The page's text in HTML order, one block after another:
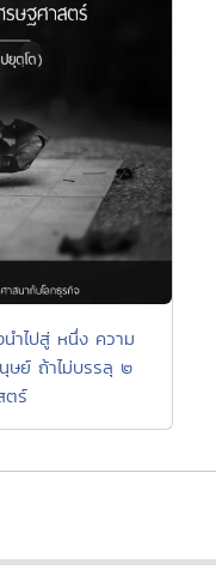
ำไปสู่ หนึ่ง ความ
ษย์ ถ้าไม่บรรลุ ๒
ตร์